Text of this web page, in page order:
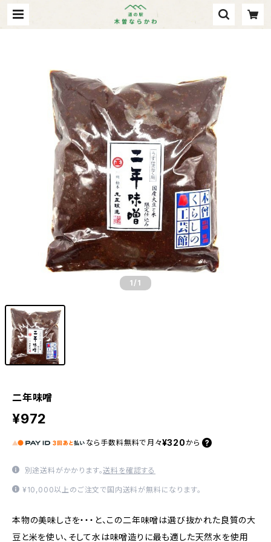
1 /1
二年味噌
¥972
なら 手数料無料で 月々¥320 から
別途送料がかかります。送料を確認する
¥10,000以上のご注文で国内送料が無料になります。
本物の美味しさを・・・と、この二年味噌は選び抜かれた良質の大
豆と米を使い、そして水は味噌造りに最も適した天然水を使用